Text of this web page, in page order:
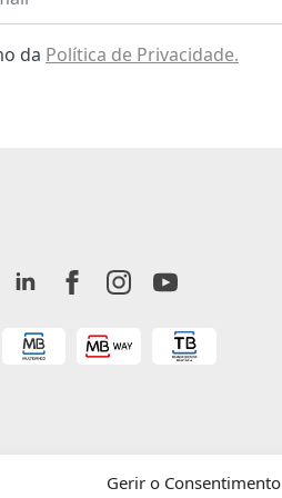
Gerir o Consentimento
da Política de Privacidade.